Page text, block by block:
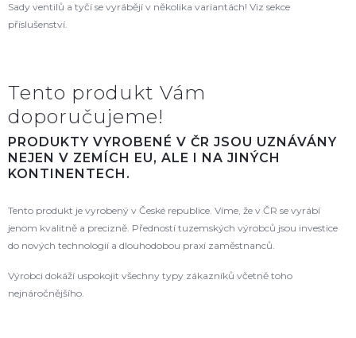
Sady ventilů a tyčí se vyrábějí v několika variantách! Viz sekce
příslušenství.
Tento produkt Vám
doporučujeme!
PRODUKTY VYROBENÉ V ČR JSOU UZNÁVÁNY
NEJEN V ZEMÍCH EU, ALE I NA JINÝCH
KONTINENTECH.
Tento produkt je vyrobený v České republice. Víme, že v ČR se vyrábí
jenom kvalitně a precizně. Předností tuzemských výrobců jsou investice
do nových technologií a dlouhodobou praxí zaměstnanců.
Výrobci dokáží uspokojit všechny typy zákazníků včetně toho
nejnáročnějšího.